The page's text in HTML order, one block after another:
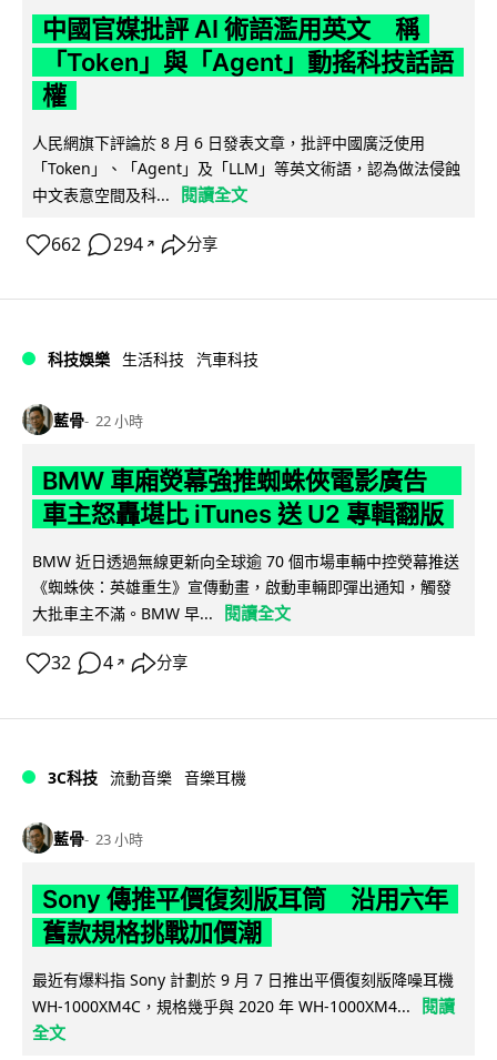
中國官媒批評 AI 術語濫用英文 稱
「Token」與「Agent」動搖科技話語
權
人民網旗下評論於 8 月 6 日發表文章，批評中國廣泛使用
「Token」、「Agent」及「LLM」等英文術語，認為做法侵蝕
中文表意空間及科...
閱讀全文
662 294 ↗ 分享
科技娛樂 生活科技 汽車科技
藍骨 22 小時
BMW 車廂熒幕強推蜘蛛俠電影廣告
車主怒轟堪比 iTunes 送 U2 專輯翻版
BMW 近日透過無線更新向全球逾 70 個市場車輛中控熒幕推送
《蜘蛛俠：英雄重生》宣傳動畫，啟動車輛即彈出通知，觸發
大批車主不滿。BMW 早...
閱讀全文
32 4 ↗ 分享
3C科技 流動音樂 音樂耳機
藍骨 23 小時
Sony 傳推平價復刻版耳筒 沿用六年
舊款規格挑戰加價潮
最近有爆料指 Sony 計劃於 9 月 7 日推出平價復刻版降噪耳機
WH-1000XM4C，規格幾乎與 2020 年 WH-1000XM4...
閱讀
全文